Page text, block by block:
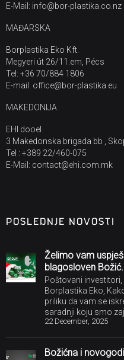
E-Mail: info@bor-plastika.co.nz
MAĐARSKA
Borplastika Eko Kft.
Megyeri út 26/11.em, Pécs
Tel: +36 70/884 1806
E-mail: office@bor-plastika.eu
MAKEDONIJA
EHI dooel
3 Makedonska brigada bb ,
Tel : +389 22/460-075
E-Mail: contact@ehi.com.mk
POSLEDNJE NOVOSTI
Želimo vam
blagosloven Božić.
Poštovani
Borplastika Eko,
priliku da vam se
saradnji koju smo
22 December, 2025
Božićna i